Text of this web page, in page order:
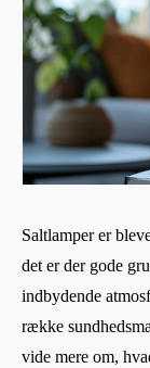
Saltlamper er
det er der gode
indbydende
række
vide mere om,